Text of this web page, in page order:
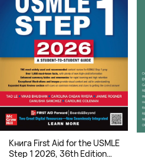
Книга First Aid for the USMLE
Step 1 2026, 36th Edition